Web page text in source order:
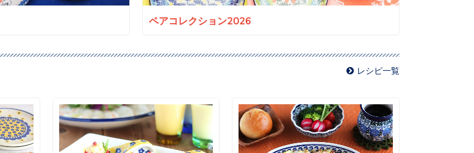
ペアコレクション2026
レシピ一覧